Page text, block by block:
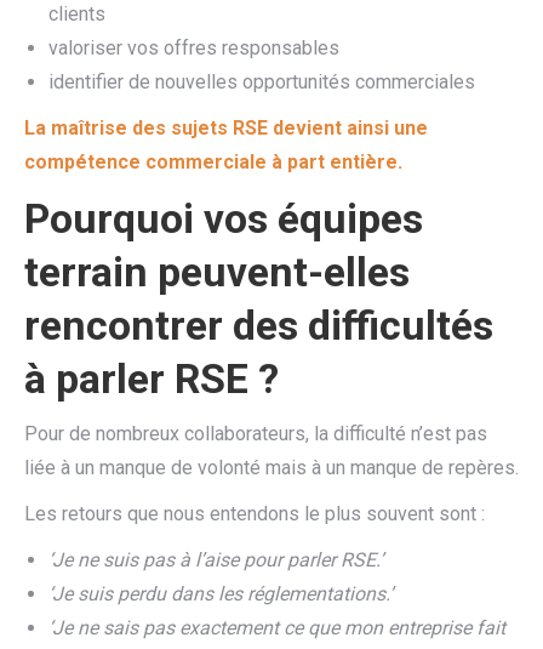
clients
valoriser vos offres responsables
identifier de nouvelles opportunités commerciales
La maîtrise des sujets RSE devient ainsi une
compétence commerciale à part entière.
Pourquoi vos équipes
terrain peuvent-elles
rencontrer des difficultés
à parler RSE ?
Pour de nombreux collaborateurs, la difficulté n’est pas
liée à un manque de volonté mais à un manque de repères.
Les retours que nous entendons le plus souvent sont :
‘Je ne suis pas à l’aise pour parler RSE.’
‘Je suis perdu dans les réglementations.’
‘Je ne sais pas exactement ce que mon entreprise fait